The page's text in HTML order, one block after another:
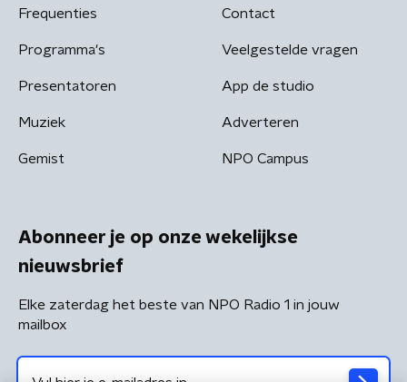
Frequenties
Programma's
Presentatoren
Muziek
Gemist
Contact
Veelgestelde vragen
App de studio
Adverteren
NPO Campus
Abonneer je op onze wekelijkse
nieuwsbrief
Elke zaterdag het beste van NPO Radio 1 in jouw
mailbox